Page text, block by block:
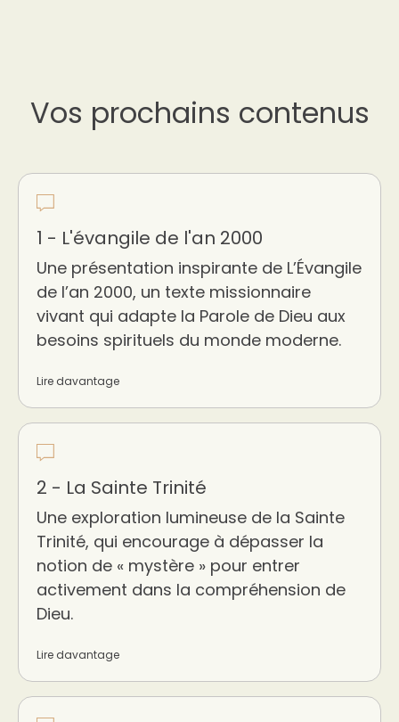
Vos prochains contenus
1 - L'évangile de l'an 2000
Une présentation inspirante de L’Évangile
de l’an 2000, un texte missionnaire
vivant qui adapte la Parole de Dieu aux
besoins spirituels du monde moderne.
Lire davantage
2 - La Sainte Trinité
Une exploration lumineuse de la Sainte
Trinité, qui encourage à dépasser la
notion de « mystère » pour entrer
activement dans la compréhension de
Dieu.
Lire davantage